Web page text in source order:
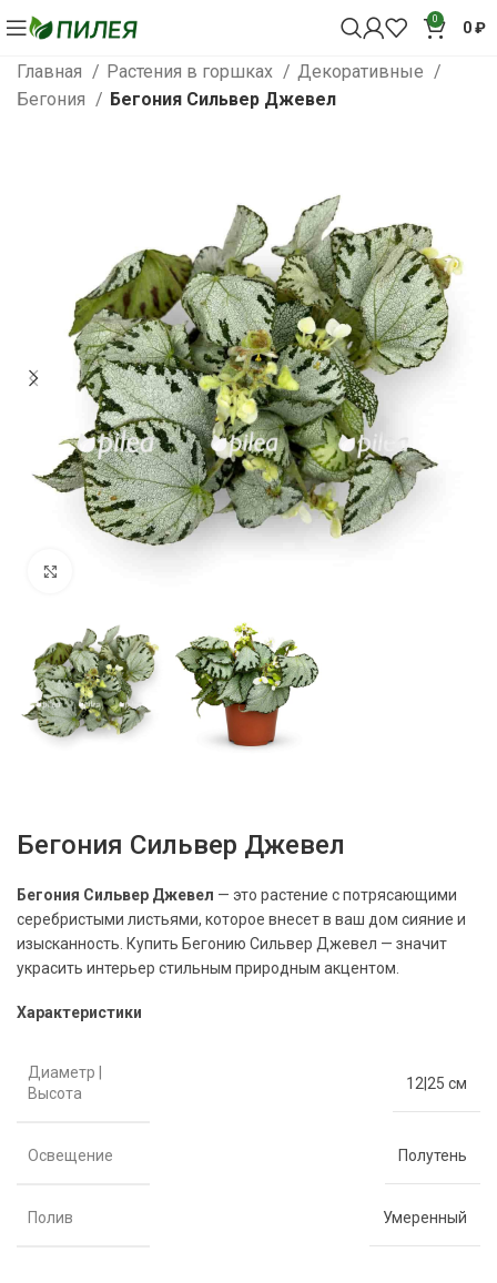
0 0₽
Главная Растения в горшках
Декоративные
Бегония
Бегония Сильвер Джевел
Бегония Сильвер Джевел
Бегония Сильвер Джевел — это растение с потрясающими
серебристыми листьями, которое внесет в ваш дом сияние и
изысканность. Купить Бегонию Сильвер Джевел — значит
украсить интерьер стильным природным акцентом.
Характеристики
Диаметр |
Высота
12|25 см
Освещение Полутень
Полив Умеренный